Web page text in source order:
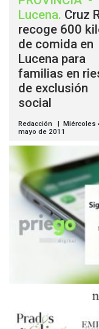
Lucena. Cruz
recoge 600
de comida en
Lucena para
familias en
de exclusión
social
Redacción | Miércoles
mayo de 2011